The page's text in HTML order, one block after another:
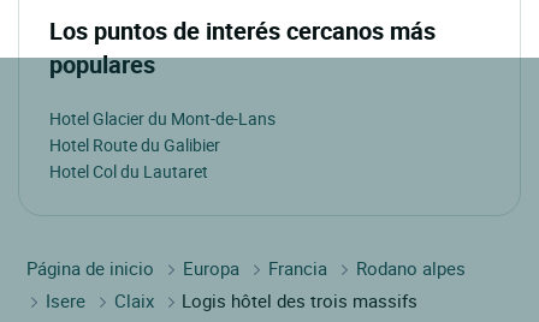
Los puntos de interés cercanos más
populares
Hotel Glacier du Mont-de-Lans
Hotel Route du Galibier
Hotel Col du Lautaret
Página de inicio Europa Francia
Rodano alpes
Isere
Claix Logis hôtel des trois massifs